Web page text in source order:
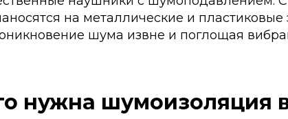
на металлические и пластиковые
шума извне и поглощая
нужна шумоизоляция